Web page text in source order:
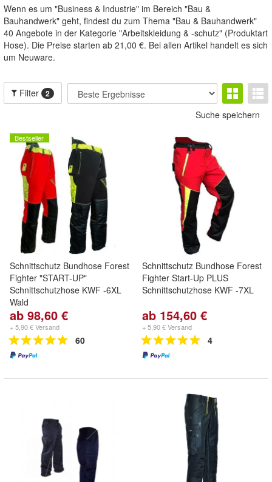
Wenn es um "Business & Industrie" im Bereich "Bau &
Bauhandwerk" geht, findest du zum Thema "Bau & Bauhandwerk"
40 Angebote in der Kategorie "Arbeitskleidung & -schutz" (Produktart
Hose). Die Preise starten ab 21,00 €. Bei allen Artikel handelt es sich
um Neuware.
Filter 2
Suche speichern
Bestseller
Schnittschutz Bundhose Forest
Fighter "START-UP"
Schnittschutzhose KWF -6XL
Wald
ab 98,60 €
+ 5,90 € Versand
60
Schnittschutz Bundhose Forest
Fighter Start-Up PLUS
Schnittschutzhose KWF -7XL
ab 154,60 €
+ 5,90 € Versand
4